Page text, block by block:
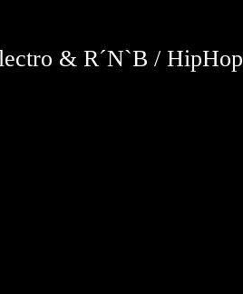
& R´N`B / HipHop